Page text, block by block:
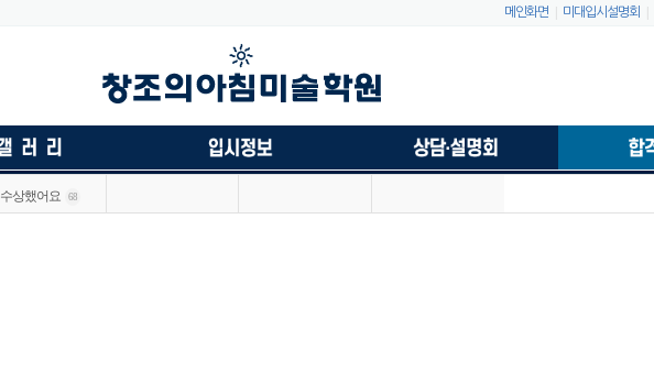
메인화면 미대입시설명회
수상했어요 68